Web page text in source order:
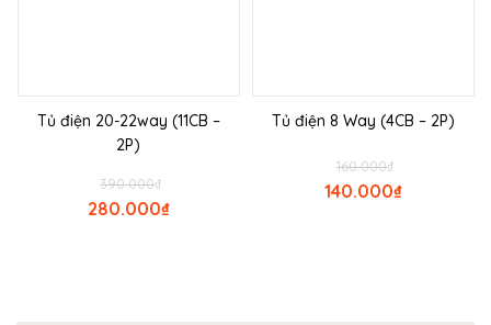
Tủ điện 20-22way (11CB –
2P)
₫
390.000
₫
280.000
Tủ điện 8 Way (4CB – 2P)
₫
160.000
₫
140.000